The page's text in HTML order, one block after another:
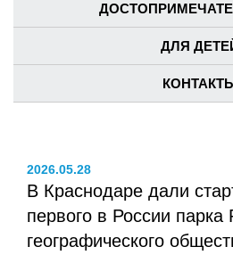
ДЛЯ
КОНТАКТЫ
2026.05.28
В Краснодаре дали
первого в России парка
географического